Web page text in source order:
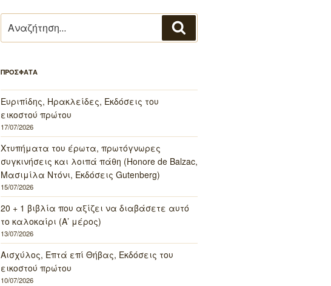
για:
ΠΡΟΣΦΑΤΑ
Ευριπίδης, Ηρακλείδες, Εκδόσεις του
εικοστού πρώτου
17/07/2026
Χτυπήματα του έρωτα, πρωτόγνωρες
συγκινήσεις και λοιπά πάθη (Honore de Balzac,
Μασιμίλα Ντόνι, Εκδόσεις Gutenberg)
15/07/2026
20 + 1 βιβλία που αξίζει να διαβάσετε αυτό
το καλοκαίρι (Α’ μέρος)
13/07/2026
Αισχύλος, Επτά επί Θήβας, Εκδόσεις του
εικοστού πρώτου
10/07/2026